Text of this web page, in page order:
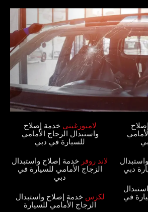
دبي
في
لامبورغيني‏‏خدمة إصلاح
واستبدال الزجاج الأمامي
للسيارة في دبي‏
‏لاند روفر ‏‏ خدمة إصلاح واستبدال
الزجاج الأمامي للسيارة في
دبي‏
لكزس‏‏خدمة إصلاح واستبدال
الزجاج الأمامي للسيارة‏